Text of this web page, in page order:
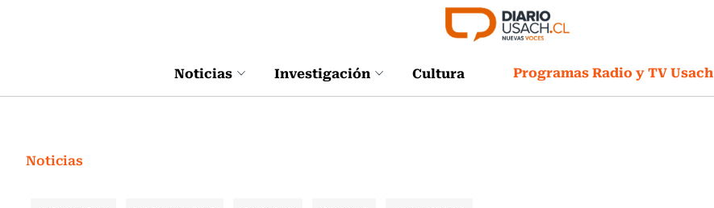
Noticias Investigación Cultura Programas Radio y TV Usach
Noticias